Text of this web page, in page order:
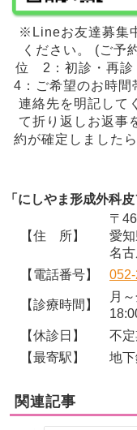
※Lineお友達募集
ください。 (ご予
位 2：初診・再診
4：ご希望のお時
連絡先を明記して
て折り返しお返事
約が確定しました
「にしやま形成外科
【住 所】
〒
愛
名
【電話番号】
【診療時間】
月
【休診日】
不定
【最寄駅】
地
関連記事